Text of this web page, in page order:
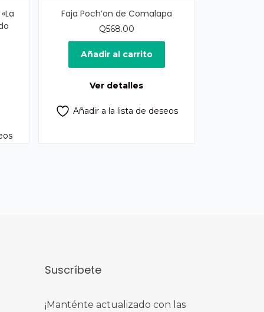
Faja Poch’on de Comalapa
Q568.00
Añadir al carrito
Ver detalles
Añadir a la lista de deseos
Suscríbete
¡Manténte actualizado con las